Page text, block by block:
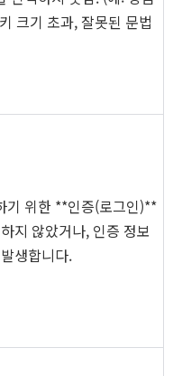
크기 초과, 잘못된 문법
기 위한 **인증(로그인)**
지 않았거나, 인증 정보
생합니다.